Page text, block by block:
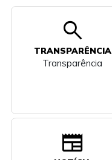
search
TRANSPARÊNCIA
Transparência
newspaper